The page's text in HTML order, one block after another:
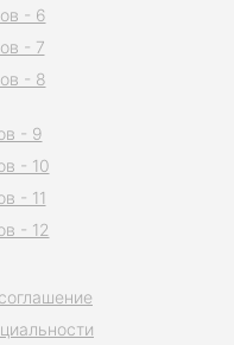
- 6
- 7
- 8
- 9
- 10
- 11
- 12